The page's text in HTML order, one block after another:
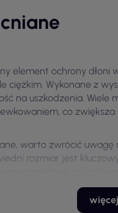
element ochrony dłoni
ciężkim. Wykonane z
na uszkodzenia.
co
warto zwrócić uwagę
rozmiar jest